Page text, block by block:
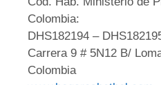
Colombia:
DHS182194 –
Carrera 9 # 5N12 B/
Colombia